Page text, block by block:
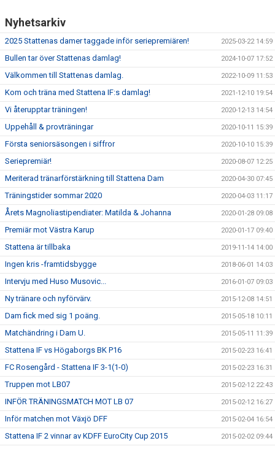
Nyhetsarkiv
2025 Stattenas damer taggade inför seriepremiären! 2025-03-22 14:59
Bullen tar över Stattenas damlag! 2024-10-07 17:52
Välkommen till Stattenas damlag. 2022-10-09 11:53
Kom och träna med Stattena IF:s damlag! 2021-12-10 19:54
Vi återupptar träningen! 2020-12-13 14:54
Uppehåll & provträningar 2020-10-11 15:39
Första seniorsäsongen i siffror 2020-10-10 15:39
Seriepremiär! 2020-08-07 12:25
Meriterad tränarförstärkning till Stattena Dam 2020-04-30 07:45
Träningstider sommar 2020 2020-04-03 11:17
Årets Magnoliastipendiater: Matilda & Johanna 2020-01-28 09:08
Premiär mot Västra Karup 2020-01-17 09:40
Stattena är tillbaka 2019-11-14 14:00
Ingen kris -framtidsbygge 2018-06-01 14:03
Intervju med Huso Musovic... 2016-01-07 09:03
Ny tränare och nyförvärv. 2015-12-08 14:51
Dam fick med sig 1 poäng. 2015-05-18 10:11
Matchändring i Dam U. 2015-05-11 11:39
Stattena IF vs Högaborgs BK P16 2015-02-23 16:41
FC Rosengård - Stattena IF 3-1(1-0) 2015-02-23 16:31
Truppen mot LB07 2015-02-12 22:43
INFÖR TRÄNINGSMATCH MOT LB 07 2015-02-12 16:27
Inför matchen mot Växjö DFF 2015-02-04 16:54
Stattena IF 2 vinnar av KDFF EuroCity Cup 2015 2015-02-02 09:44